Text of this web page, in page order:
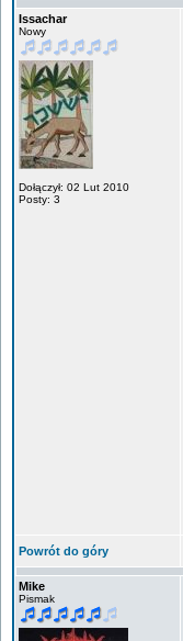
Issachar
Nowy
Dołączył: 02 Lut 2010
Posty: 3
Powrót do góry
Mike
Pismak